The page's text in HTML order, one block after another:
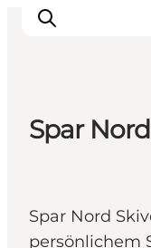
Spar
Spar Nord
persönlichem